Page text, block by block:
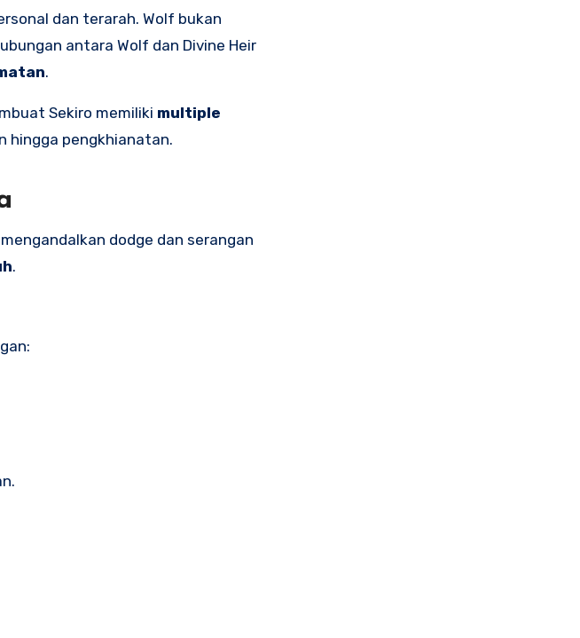
dan terarah. Wolf bukan
antara Wolf dan Divine Heir
.
Sekiro memiliki multiple
hingga pengkhianatan.
dodge dan serangan
.